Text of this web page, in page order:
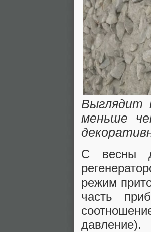
Выглядит
меньше
С весны
режим
часть
давление).